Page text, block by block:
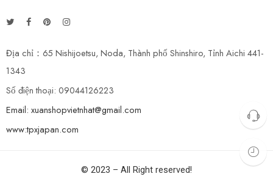
Địa chỉ：65 Nishijoetsu, Noda, Thành phố Shinshiro, Tỉnh Aichi 441-
1343
Số điện thoại: 09044126223
Email: xuanshopvietnhat@gmail.com
www:tpxjapan.com
© 2023 – All Right reserved!